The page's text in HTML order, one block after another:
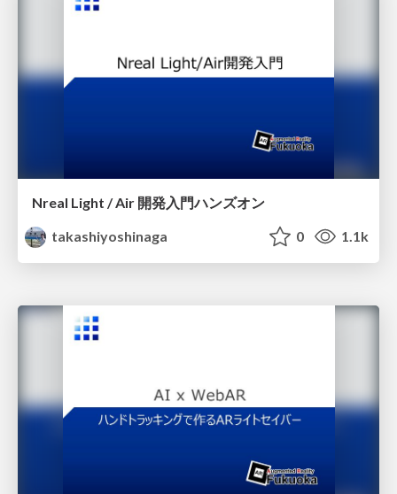
Nreal Light / Air 開発入門ハンズオン
takashiyoshinaga
0 1.1k